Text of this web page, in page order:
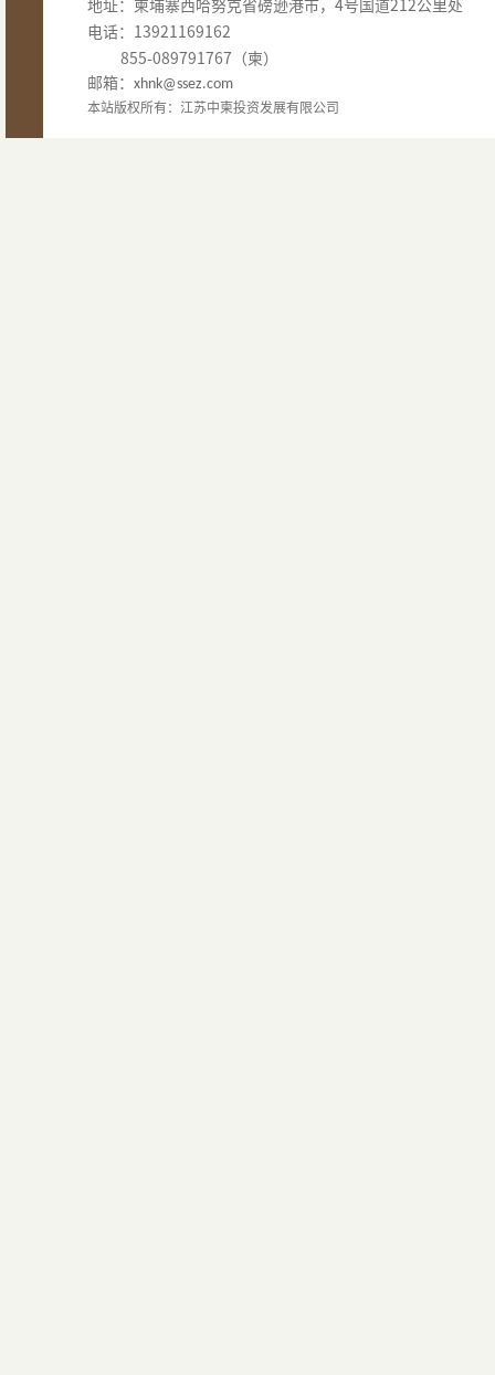
地址：柬埔寨西哈努克省磅逊港市，4号国道212公里处
电话：13921169162
855-089791767（柬）
邮箱： xhnk@ssez.com
本站版权所有：江苏中柬投资发展有限公司